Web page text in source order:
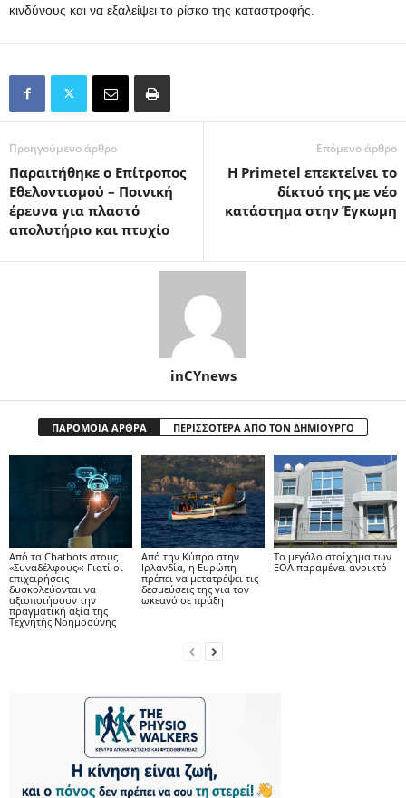
κινδύνους και να εξαλείψει το ρίσκο της καταστροφής.
Προηγούμενο άρθρο
Παραιτήθηκε ο Επίτροπος
Εθελοντισμού – Ποινική
έρευνα για πλαστό
απολυτήριο και πτυχίο
Επόμενο άρθρο
Η Primetel επεκτείνει το
δίκτυό της με νέο
κατάστημα στην Έγκωμη
inCYnews
ΠΑΡΟΜΟΙΑ ΑΡΘΡΑ ΠΕΡΙΣΣΟΤΕΡΑ ΑΠΟ ΤΟΝ ΔΗΜΙΟΥΡΓΟ
Από τα Chatbots στους
«Συναδέλφους»: Γιατί οι
επιχειρήσεις
δυσκολεύονται να
αξιοποιήσουν την
πραγματική αξία της
Τεχνητής Νοημοσύνης
Από την Κύπρο στην
Ιρλανδία, η Ευρώπη
πρέπει να μετατρέψει τις
δεσμεύσεις της για τον
ωκεανό σε πράξη
Το μεγάλο στοίχημα των
ΕΟΑ παραμένει ανοικτό